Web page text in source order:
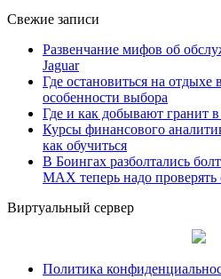
Свежие записи
Развенчание мифов об
Jaguar
Где остановиться на отдыхе
особенности выбора
Где и как добывают гранит
Курсы финансового
как обучиться
В Боингах разболтались
MAX теперь надо
Виртуальный сервер
Политика